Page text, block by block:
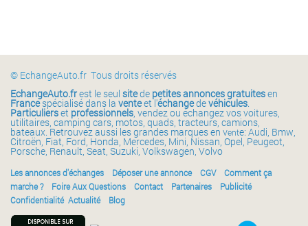
© EchangeAuto.fr Tous droits réservés
EchangeAuto.frest le seul sitede petites annonces gratuitesen
Francespécialisé dans la venteet l'échangedevéhicules.
Particulierset professionnels, vendez ou échangez vos voitures,
utilitaires, camping cars, motos, quads, tracteurs, camions,
bateaux. Retrouvez aussi les grandes marques en vente: Audi, Bmw,
Citroën, Fiat, Ford, Honda, Mercedes, Mini, Nissan, Opel, Peugeot,
Porsche, Renault, Seat, Suzuki, Volkswagen, Volvo
Les annonces d'échanges Déposer une annonce CGV
Comment ça
marche ?
Foire Aux Questions Contact Partenaires
Publicité
Confidentialité Actualité Blog